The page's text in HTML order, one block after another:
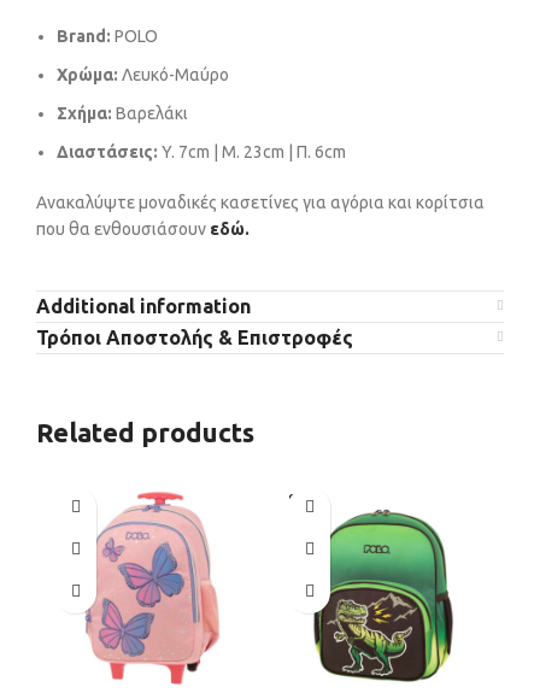
Brand: POLO
Χρώμα: Λευκό-Μαύρο
Σχήμα: Βαρελάκι
Διαστάσεις: Y. 7cm | Μ. 23cm | Π. 6cm
Ανακαλύψτε μοναδικές κασετίνες για αγόρια και κορίτσια
που θα ενθουσιάσουν εδώ.
Additional information
Τρόποι Αποστολής & Επιστροφές
Related products
SOLD
OUT